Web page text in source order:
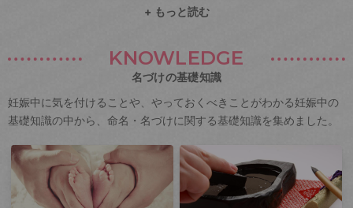
+ もっと読む
KNOWLEDGE
名づけの基礎知識
妊娠中に気を付けることや、やっておくべきことがわかる妊娠中の
基礎知識の中から、命名・名づけに関する基礎知識を集めました。